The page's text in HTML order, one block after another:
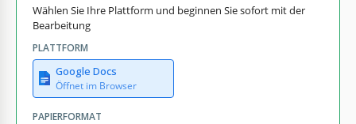
Wählen Sie Ihre Plattform und beginnen Sie sofort mit der
Bearbeitung
PLATTFORM
Google Docs
Öffnet im Browser
PAPIERFORMAT